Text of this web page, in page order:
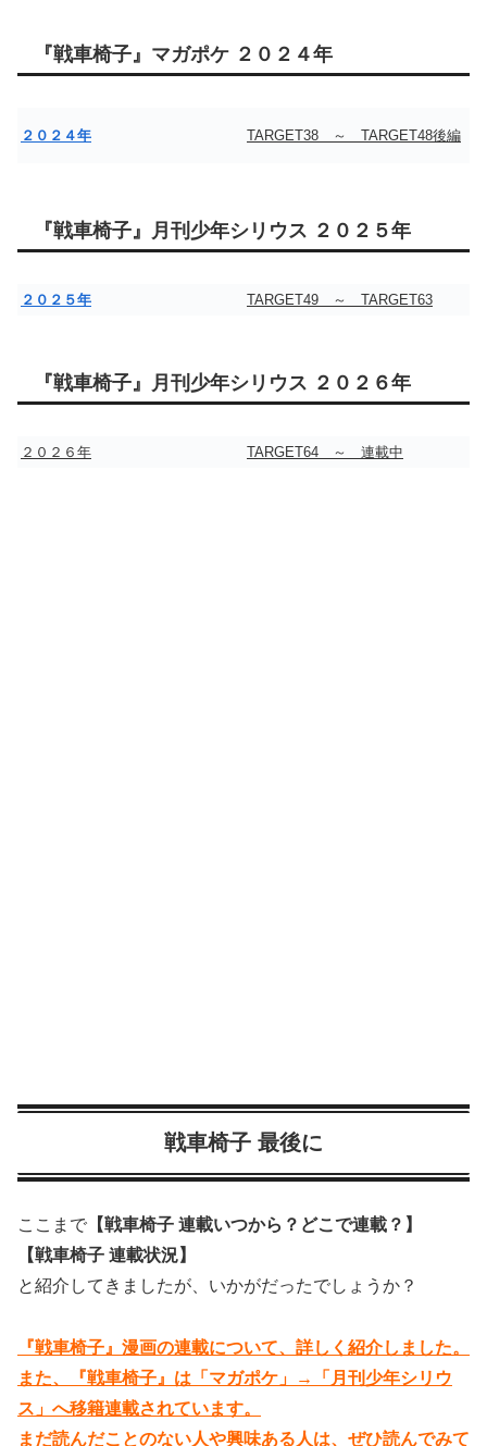
『戦車椅子』マガポケ ２０２４年
２０２４年 TARGET38 ～ TARGET48後編
『戦車椅子』月刊少年シリウス ２０２５年
２０２５年 TARGET49 ～ TARGET63
『戦車椅子』月刊少年シリウス ２０２６年
２０２６年 TARGET64 ～ 連載中
戦車椅子 最後に
ここまで 【戦車椅子 連載いつから？どこで連載？】
【戦車椅子 連載状況】
と紹介してきましたが、いかがだったでしょうか？
『戦車椅子』漫画の連載について、詳しく紹介しました。
また、『戦車椅子』は「マガポケ」→「月刊少年シリウ
ス」へ移籍連載されています。
まだ読んだことのない人や興味ある人は、ぜひ読んでみて